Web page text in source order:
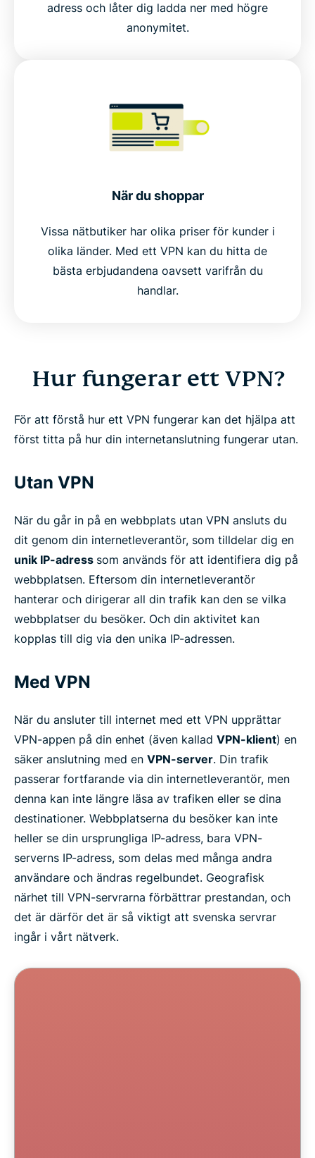
adress och låter dig ladda ner med högre
anonymitet.
När du shoppar
Vissa nätbutiker har olika priser för kunder i
olika länder. Med ett VPN kan du hitta de
bästa erbjudandena oavsett varifrån du
handlar.
Hur fungerar ett VPN?
För att förstå hur ett VPN fungerar kan det hjälpa att
först titta på hur din internetanslutning fungerar utan.
Utan VPN
När du går in på en webbplats utan VPN ansluts du
dit genom din internetleverantör, som tilldelar dig en
unik IP-adress som används för att identifiera dig på
webbplatsen. Eftersom din internetleverantör
hanterar och dirigerar all din trafik kan den se vilka
webbplatser du besöker. Och din aktivitet kan
kopplas till dig via den unika IP-adressen.
Med VPN
När du ansluter till internet med ett VPN upprättar
VPN-appen på din enhet (även kallad VPN-klient) en
säker anslutning med en VPN-server. Din trafik
passerar fortfarande via din internetleverantör, men
denna kan inte längre läsa av trafiken eller se dina
destinationer. Webbplatserna du besöker kan inte
heller se din ursprungliga IP-adress, bara VPN-
serverns IP-adress, som delas med många andra
användare och ändras regelbundet. Geografisk
närhet till VPN-servrarna förbättrar prestandan, och
det är därför det är så viktigt att svenska servrar
ingår i vårt nätverk.